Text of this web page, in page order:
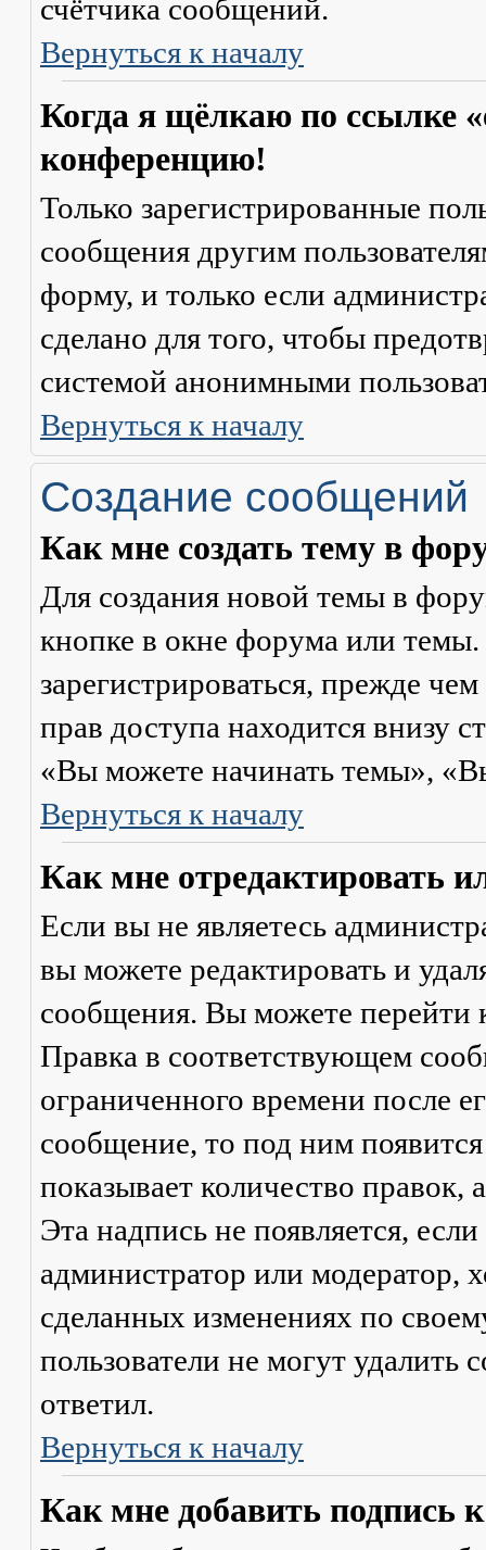
счётчика сообщений.
Вернуться к началу
Когда я щёлкаю по ссылке
конференцию!
Только зарегистрированные
сообщения другим
форму, и только если
сделано для того, чтобы
системой анонимными
Вернуться к началу
Создание сообщений
Как мне создать тему в
Для создания новой темы в
кнопке в окне форума или
зарегистрироваться, прежде
прав доступа находится внизу
«Вы можете начинать темы»,
Вернуться к началу
Как мне отредактировать
Если вы не являетесь
вы можете редактировать и
сообщения. Вы можете перейти
Правка в соответствующем
ограниченного времени после
сообщение, то под ним
показывает количество правок,
Эта надпись не появляется,
администратор или модератор,
сделанных изменениях по
пользователи не могут удалить
ответил.
Вернуться к началу
Как мне добавить подпись